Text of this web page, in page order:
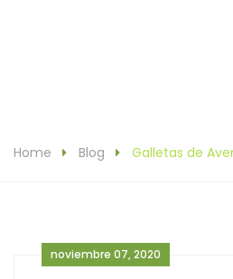
Home Blog Galletas de
noviembre 07, 2020